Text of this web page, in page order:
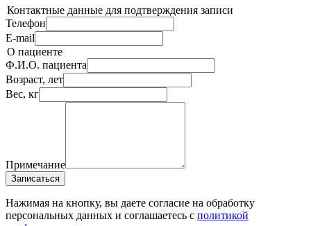
Контактные данные для подтверждения записи
Телефон
E-mail
О пациенте
Ф.И.О. пациента
Возраст, лет
Вес, кг
Примечание
Записаться
Нажимая на кнопку, вы даете согласие на обработку
персональных данных и соглашаетесь c политикой